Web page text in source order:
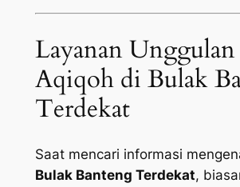
Layanan Unggulan
Aqiqoh di Bulak
Terdekat
Saat mencari informasi
Bulak Banteng Terdekat,